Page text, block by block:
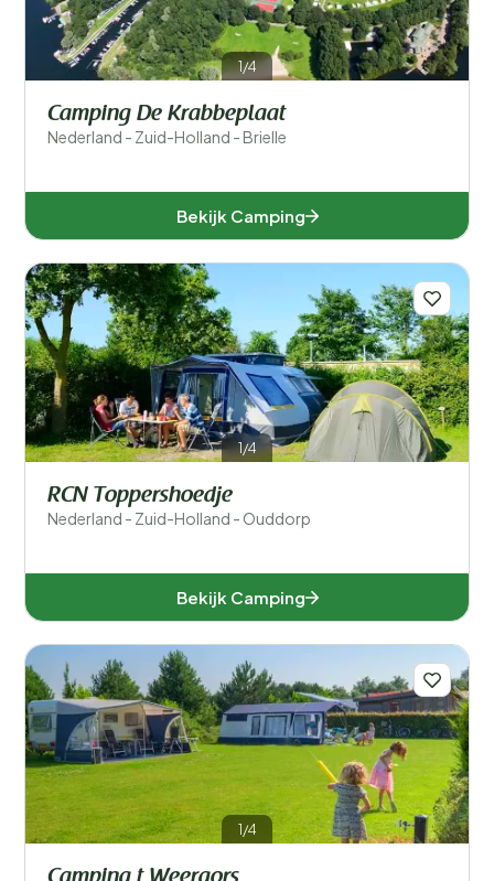
1/4
Camping De Krabbeplaat
Nederland - Zuid-Holland - Brielle
Bekijk Camping
1/4
RCN Toppershoedje
Nederland - Zuid-Holland - Ouddorp
Bekijk Camping
1/4